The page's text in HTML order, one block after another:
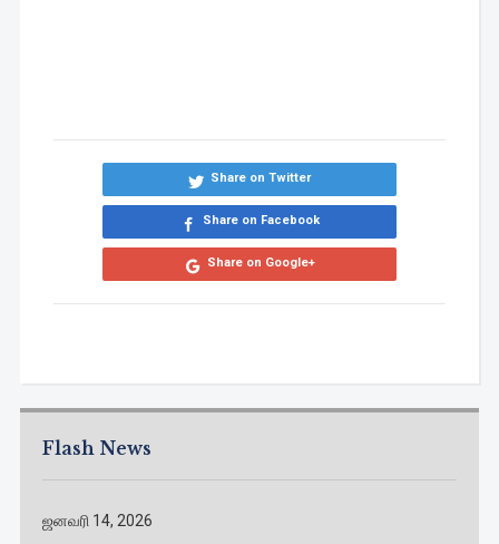
Flash News
ஜனவரி 14, 2026
Share on Twitter
Share on Facebook
Share on Google+